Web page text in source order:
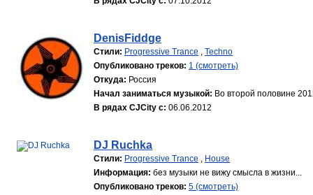
DenisFiddge
Стили: Progressive Trance , Techno
Опубликовано треков: 1 (смотреть)
Откуда: Россия
Начал заниматься музыкой: Во второй половине
В рядах CJCity с: 06.06.2012
DJ Ruchka
Стили: Progressive Trance , House
Информация: без музыки не вижу смысла в жизни...
Опубликовано треков: 5 (смотреть)